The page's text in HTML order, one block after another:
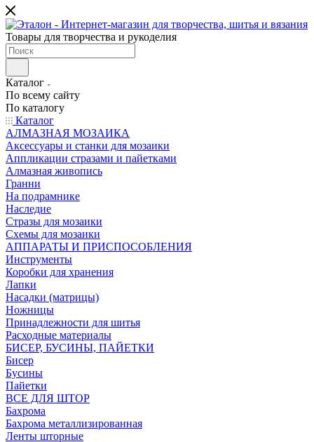
Товары для творчества и рукоделия
Каталог
По всему сайту
По каталогу
Каталог
АЛМАЗНАЯ МОЗАИКА
Аксессуары и станки для мозаики
Аппликации стразами и пайетками
Алмазная живопись
Гранни
На подрамнике
Наследие
Стразы для мозаики
Схемы для мозаики
АППАРАТЫ И ПРИСПОСОБЛЕНИЯ
Инструменты
Коробки для хранения
Лапки
Насадки (матрицы)
Ножницы
Принадлежности для шитья
Расходные материалы
БИСЕР, БУСИНЫ, ПАЙЕТКИ
Бисер
Бусины
Пайетки
ВСЕ ДЛЯ ШТОР
Бахрома
Бахрома металлизированная
Ленты шторные